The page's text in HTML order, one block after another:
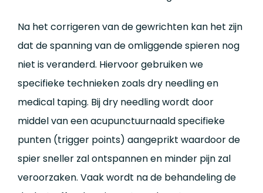
Na het corrigeren van de gewrichten kan het zijn
dat de spanning van de omliggende spieren nog
niet is veranderd. Hiervoor gebruiken we
specifieke technieken zoals dry needling en
medical taping. Bij dry needling wordt door
middel van een acupunctuurnaald specifieke
punten (trigger points) aangeprikt waardoor de
spier sneller zal ontspannen en minder pijn zal
veroorzaken. Vaak wordt na de behandeling de